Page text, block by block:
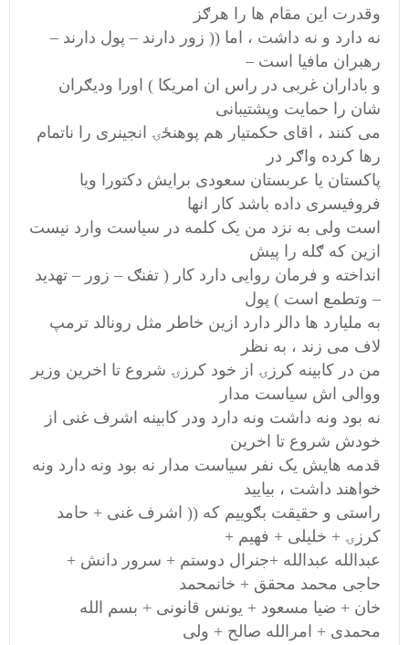
وقدرت این مقام ها را هرګز
نه دارد و نه داشت ، اما (( زور دارند – پول دارند –
رهبران مافیا است –
و باداران غربی در راس ان امریکا ) اورا ودیګران
شان را حمایت وپشتیبانی
می کنند ، اقای حکمتیار هم پوهنځۍ انجینری را ناتمام
رها کرده واګر در
پاکستان یا عربستان سعودی برایش دکتورا ویا
فروفیسری داده باشد کار انها
است ولی به نزد من یک کلمه در سیاست وارد نیست
ازین که ګله را پیش
انداخته و فرمان روایی دارد کار ( تفنګ – زور – تهدید
– وتطمع است ) پول
به ملیارد ها دالر دارد ازین خاطر مثل رونالد ترمپ
لاف می زند ، به نظر
من در کابینه کرزۍ از خود کرزۍ شروع تا اخرین وزیر
ووالی اش سیاست مدار
نه بود ونه داشت ونه دارد ودر کابینه اشرف غنی از
خودش شروع تا اخرین
قدمه هایش یک نفر سیاست مدار نه بود ونه دارد ونه
خواهند داشت ، بیایید
راستی و حقیقت بګوییم که (( اشرف غنی + حامد
کرزۍ + خلیلی + فهیم +
عبدالله عبدالله +جنرال دوستم + سرور دانش +
حاجی محمد محقق + خانمحمد
خان + ضیا مسعود + یونس قانونی + بسم الله
محمدی + امرالله صالح + ولی